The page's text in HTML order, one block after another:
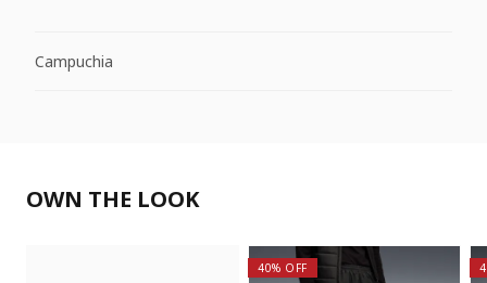
Campuchia
OWN THE LOOK
40% OFF